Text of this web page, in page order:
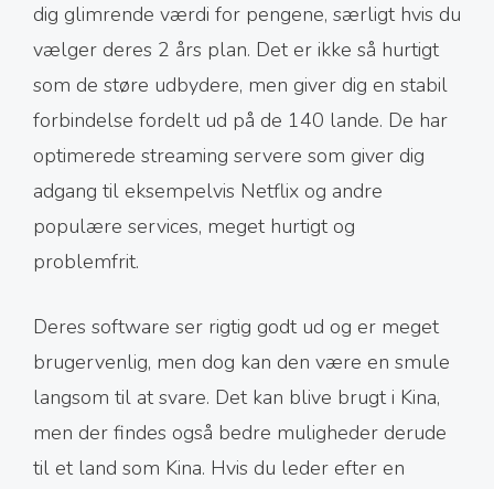
dig glimrende værdi for pengene, særligt hvis du
vælger deres 2 års plan. Det er ikke så hurtigt
som de støre udbydere, men giver dig en stabil
forbindelse fordelt ud på de 140 lande. De har
optimerede streaming servere som giver dig
adgang til eksempelvis Netflix og andre
populære services, meget hurtigt og
problemfrit.
Deres software ser rigtig godt ud og er meget
brugervenlig, men dog kan den være en smule
langsom til at svare. Det kan blive brugt i Kina,
men der findes også bedre muligheder derude
til et land som Kina. Hvis du leder efter en